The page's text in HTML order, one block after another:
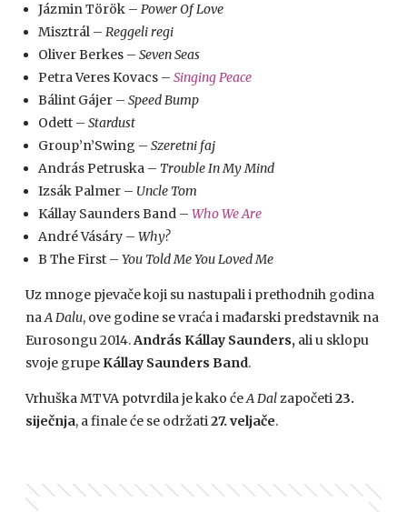
Jázmin Török – Power Of Love
Misztrál – Reggeli regi
Oliver Berkes – Seven Seas
Petra Veres Kovacs – Singing Peace
Bálint Gájer – Speed Bump
Odett – Stardust
Group’n’Swing – Szeretni faj
András Petruska – Trouble In My Mind
Izsák Palmer – Uncle Tom
Kállay Saunders Band – Who We Are
André Vásáry – Why?
B The First – You Told Me You Loved Me
Uz mnoge pjevače koji su nastupali i prethodnih godina
naA Dalu, ove godine se vraća i mađarski predstavnik na
Eurosongu 2014.András Kállay Saunders, ali u sklopu
svoje grupe Kállay Saunders Band.
Vrhuška MTVA potvrdila je kako ćeA Dalzapočeti23.
siječnja, a finale će se održati27. veljače.